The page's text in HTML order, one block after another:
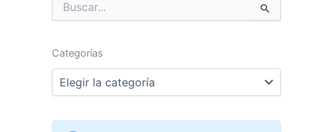
Buscar
por:
Categorías
Categorías